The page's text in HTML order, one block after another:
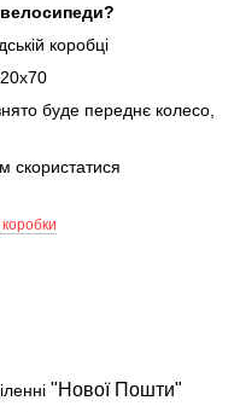
коробці
буде переднє колесо,
скористатися
"Нової Пошти"